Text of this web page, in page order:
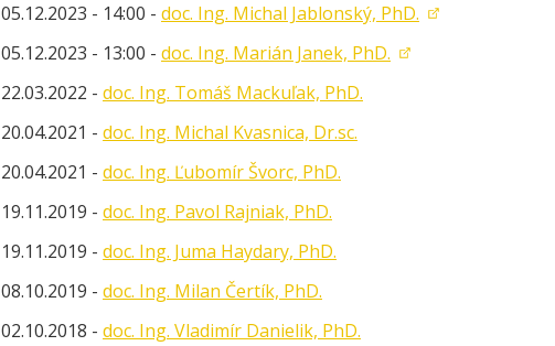
05.12.2023 - 14:00 - doc. Ing. Michal Jablonský, PhD.
05.12.2023 - 13:00 - doc. Ing. Marián Janek, PhD.
22.03.2022 - doc. Ing. Tomáš Mackuľak, PhD.
20.04.2021 - doc. Ing. Michal Kvasnica, Dr.sc.
20.04.2021 - doc. Ing. Ľubomír Švorc, PhD.
19.11.2019 - doc. Ing. Pavol Rajniak, PhD.
19.11.2019 - doc. Ing. Juma Haydary, PhD.
08.10.2019 - doc. Ing. Milan Čertík, PhD.
02.10.2018 - doc. Ing. Vladimír Danielik, PhD.